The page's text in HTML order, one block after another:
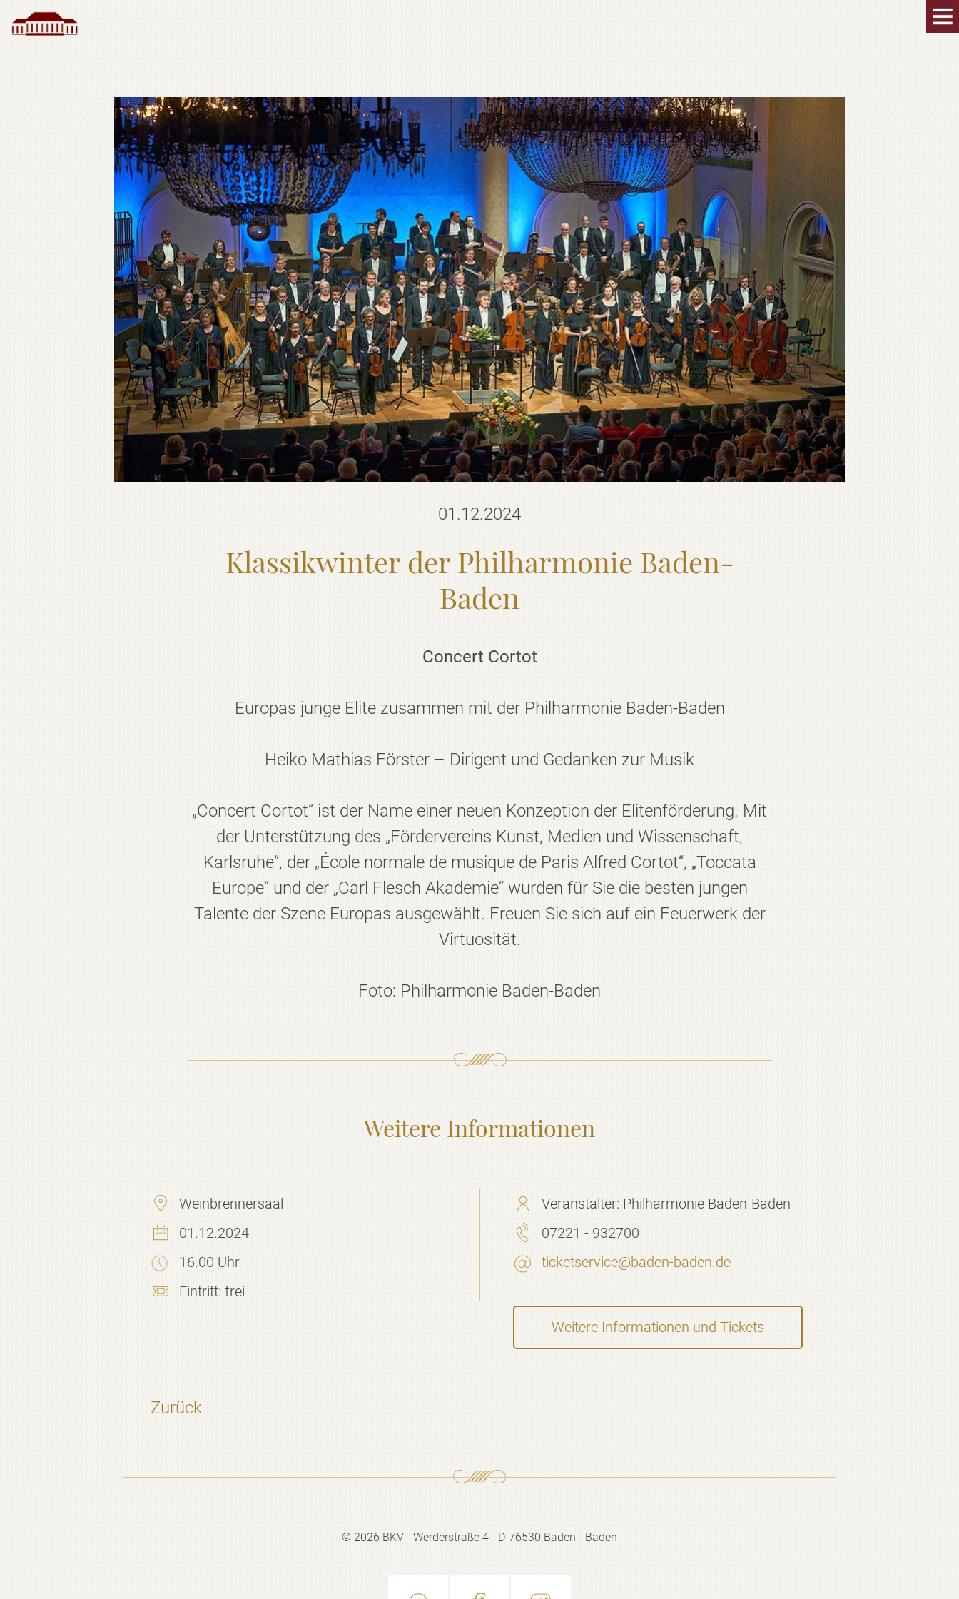
01.12.2024
Klassikwinter der Philharmonie Baden-
Baden
Concert Cortot
Europas junge Elite zusammen mit der Philharmonie Baden-Baden
Heiko Mathias Förster – Dirigent und Gedanken zur Musik
„Concert Cortot“ ist der Name einer neuen Konzeption der Elitenförderung. Mit
der Unterstützung des „Fördervereins Kunst, Medien und Wissenschaft,
Karlsruhe“, der „École normale de musique de Paris Alfred Cortot“, „Toccata
Europe“ und der „Carl Flesch Akademie“ wurden für Sie die besten jungen
Talente der Szene Europas ausgewählt. Freuen Sie sich auf ein Feuerwerk der
Virtuosität.
Foto: Philharmonie Baden-Baden
Weitere Informationen
Weinbrennersaal
01.12.2024
16.00 Uhr
Eintritt: frei
Veranstalter: Philharmonie Baden-Baden
07221 - 932700
ticketservice@baden-baden.de
Weitere Informationen und Tickets
Zurück
© 2026 BKV - Werderstraße 4 - D-76530 Baden - Baden